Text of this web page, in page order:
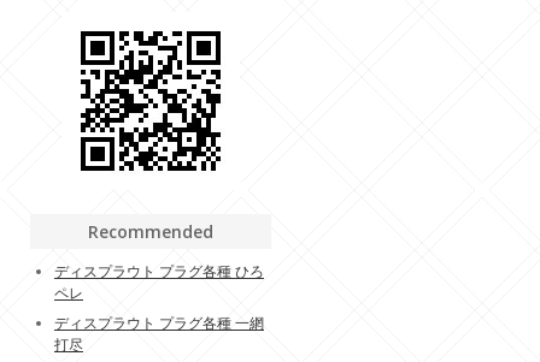
Recommended
ディスプラウト プラグ各種 ひろ
ペレ
ディスプラウト プラグ各種 一網
打尽